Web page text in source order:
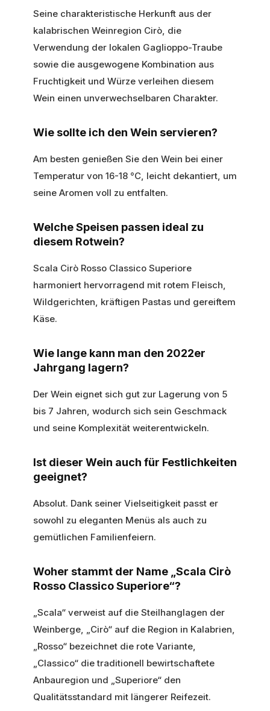
Seine charakteristische Herkunft aus der
kalabrischen Weinregion Cirò, die
Verwendung der lokalen Gaglioppo-Traube
sowie die ausgewogene Kombination aus
Fruchtigkeit und Würze verleihen diesem
Wein einen unverwechselbaren Charakter.
Wie sollte ich den Wein servieren?
Am besten genießen Sie den Wein bei einer
Temperatur von 16-18 °C, leicht dekantiert, um
seine Aromen voll zu entfalten.
Welche Speisen passen ideal zu
diesem Rotwein?
Scala Cirò Rosso Classico Superiore
harmoniert hervorragend mit rotem Fleisch,
Wildgerichten, kräftigen Pastas und gereiftem
Käse.
Wie lange kann man den 2022er
Jahrgang lagern?
Der Wein eignet sich gut zur Lagerung von 5
bis 7 Jahren, wodurch sich sein Geschmack
und seine Komplexität weiterentwickeln.
Ist dieser Wein auch für Festlichkeiten
geeignet?
Absolut. Dank seiner Vielseitigkeit passt er
sowohl zu eleganten Menüs als auch zu
gemütlichen Familienfeiern.
Woher stammt der Name „Scala Cirò
Rosso Classico Superiore“?
„Scala“ verweist auf die Steilhanglagen der
Weinberge, „Cirò“ auf die Region in Kalabrien,
„Rosso“ bezeichnet die rote Variante,
„Classico“ die traditionell bewirtschaftete
Anbauregion und „Superiore“ den
Qualitätsstandard mit längerer Reifezeit.